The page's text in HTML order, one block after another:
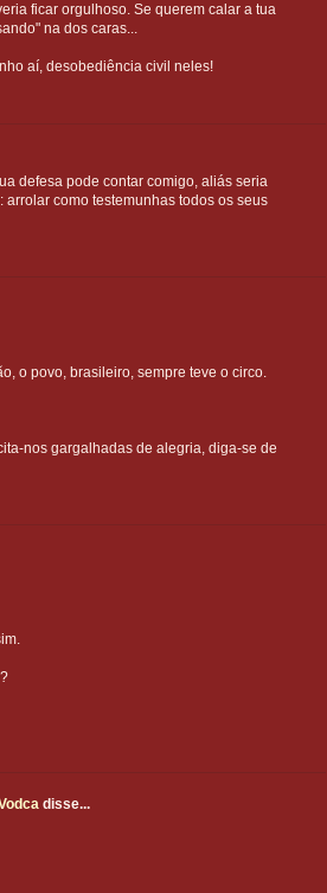
ficar orgulhoso. Se querem calar a tua
na dos caras...
aí, desobediência civil neles!
defesa pode contar comigo, aliás seria
como testemunhas todos os seus
o povo, brasileiro, sempre teve o circo.
nos gargalhadas de alegria, diga-se de
disse...